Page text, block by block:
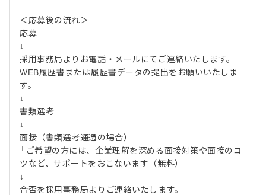
＜応募後の流れ＞
応募
↓
採用事務局よりお電話・メールにてご連絡いたします。
WEB履歴書または履歴書データの提出をお願いいたしま
す。
↓
書類選考
↓
面接（書類選考通過の場合）
└ご希望の方には、企業理解を深める面接対策や面接のコ
ツなど、サポートをおこないます（無料）
↓
合否を採用事務局よりご連絡いたします。